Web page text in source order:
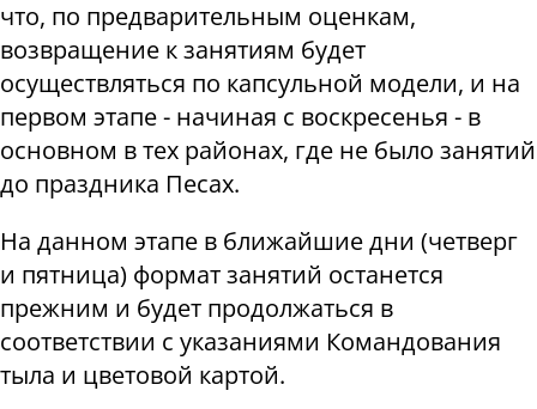
что, по предварительным оценкам,
возвращение к занятиям будет
осуществляться по капсульной модели, и на
первом этапе - начиная с воскресенья - в
основном в тех районах, где не было занятий
до праздника Песах.
На данном этапе в ближайшие дни (четверг
и пятница) формат занятий останется
прежним и будет продолжаться в
соответствии с указаниями Командования
тыла и цветовой картой.